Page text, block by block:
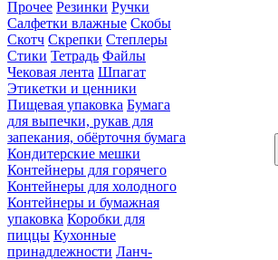
Прочее Резинки Ручки
Салфетки влажные Скобы
Скотч Скрепки Степлеры
Стики Тетрадь Файлы
Чековая лента Шпагат
Этикетки и ценники
Пищевая упаковка Бумага
для выпечки, рукав для
запекания, обёрточня бумага
Кондитерские мешки
Контейнеры для горячего
Контейнеры для холодного
Контейнеры и бумажная
упаковка Коробки для
пиццы Кухонные
принадлежности Ланч-